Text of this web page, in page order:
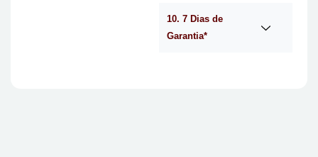
10. 7 Dias de
Garantia*